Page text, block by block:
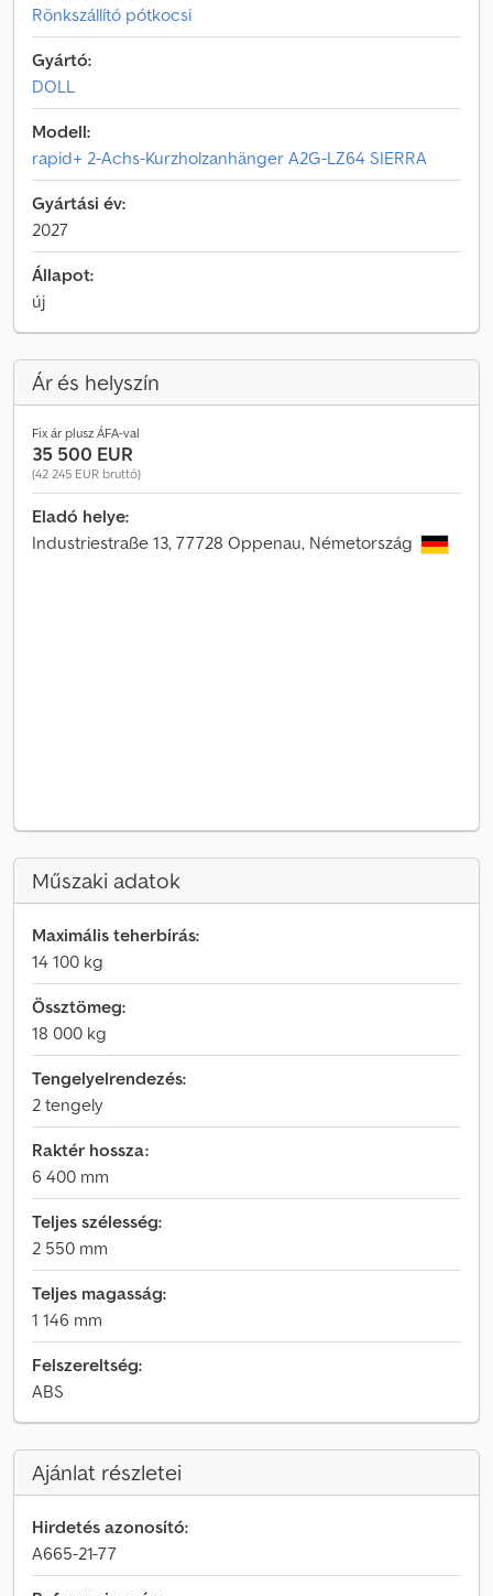
Rönkszállító pótkocsi
Gyártó:
DOLL
Modell:
rapid+ 2-Achs-Kurzholzanhänger A2G-LZ64 SIERRA
Gyártási év:
2027
Állapot:
új
Ár és helyszín
Fix ár plusz ÁFA-val
35 500 EUR
(42 245 EUR bruttó)
Eladó helye:
Industriestraße 13, 77728 Oppenau, Németország
Műszaki adatok
Maximális teherbírás:
14 100 kg
Össztömeg:
18 000 kg
Tengelyelrendezés:
2 tengely
Raktér hossza:
6 400 mm
Teljes szélesség:
2 550 mm
Teljes magasság:
1 146 mm
Felszereltség:
ABS
Ajánlat részletei
Hirdetés azonosító:
A665-21-77